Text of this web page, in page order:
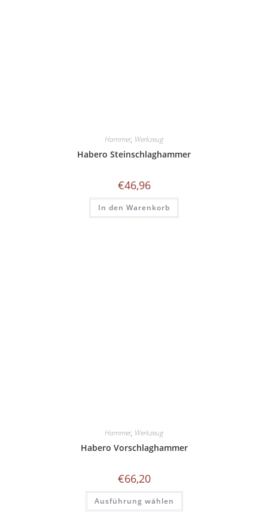
Hammer, Werkzeug
Habero Steinschlaghammer
€46,96
In den Warenkorb
Hammer, Werkzeug
Habero Vorschlaghammer
€66,20
Ausführung wählen
Dieses
weist